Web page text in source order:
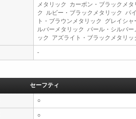
メタリック カーボン・ブラックメタ
ク ルビー・ブラックメタリック パ
ト・ブラウンメタリック グレイシャ
ルバーメタリック パール・シルバー
ック アズライト・ブラックメタリ
-
セーフティ
○
○